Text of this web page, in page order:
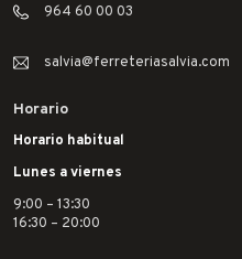
964 60 00 03
salvia@ferreteriasalvia.com
Horario
Horario habitual
Lunes a viernes
9:00 – 13:30
16:30 – 20:00